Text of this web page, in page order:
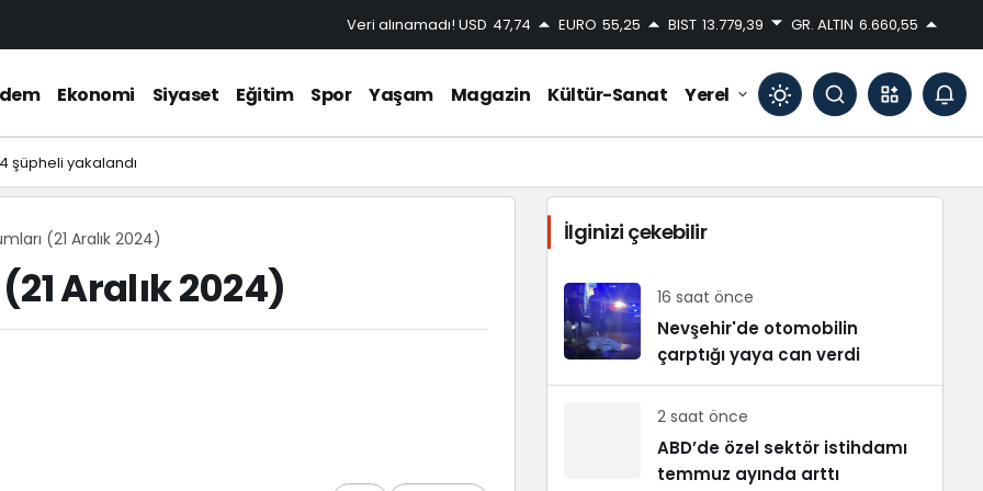
Veri alınamadı! USD 47,74 EURO 55,25 BIST 13.779,39 GR. ALTIN 6.660,55
Ekonomi Siyaset Eğitim Spor Yaşam Magazin Kültür-Sanat Yerel
Mod
değiştir
Gündüz modunu seçin.
Gece Modu
Sistem modunu seçin.
şüpheli yakalandı
(21 Aralık 2024)
Aralık 2024)
İlginizi çekebilir
16 saat önce
Nevşehir'de otomobilin
çarptığı yaya can verdi
2 saat önce
ABD’de özel sektör istihdamı
temmuz ayında arttı